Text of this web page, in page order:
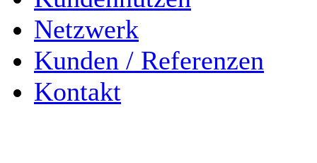
Netzwerk
Kunden / Referenzen
Kontakt